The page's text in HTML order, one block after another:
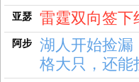
亚瑟 雷霆双向签下
阿步
湖人开始捡漏
格大只，还能